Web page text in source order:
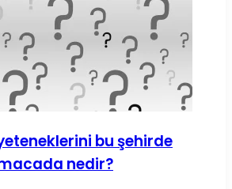
bu şehirde
nedir?